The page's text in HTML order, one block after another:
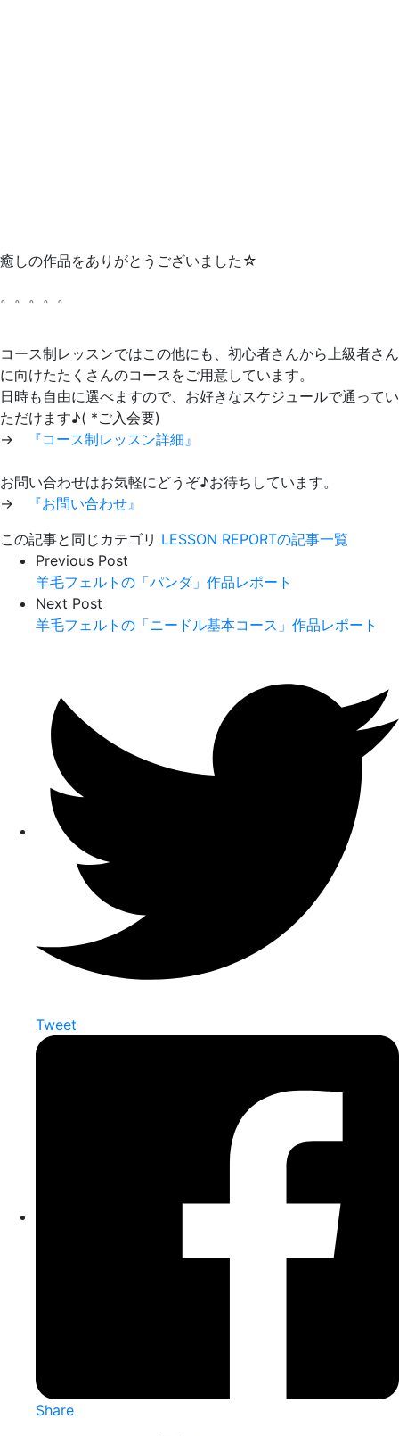
癒しの作品をありがとうございました☆
。。。。。
コース制レッスンではこの他にも、初心者さんから上級者さん
に向けたたくさんのコースをご用意しています。
日時も自由に選べますので、お好きなスケジュールで通ってい
ただけます♪( *ご入会要)
→
『コース制レッスン詳細』
お問い合わせはお気軽にどうぞ♪お待ちしています。
→
『お問い合わせ』
この記事と同じカテゴリ LESSON REPORTの記事一覧
Previous Post
羊毛フェルトの「パンダ」作品レポート
Next Post
羊毛フェルトの「ニードル基本コース」作品レポート
Tweet
Share